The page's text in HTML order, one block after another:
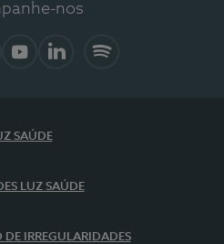
nos
SAÚDE
LUZ SAÚDE
IRREGULARIDADES